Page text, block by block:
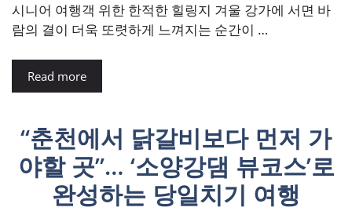
시니어 여행객 위한 한적한 힐링지 겨울 강가에 서면 바
람의 결이 더욱 또렷하게 느껴지는 순간이 …
Read more
“춘천에서 닭갈비보다 먼저 가
야할 곳”… ‘소양강댐 뷰코스’로
완성하는 당일치기 여행